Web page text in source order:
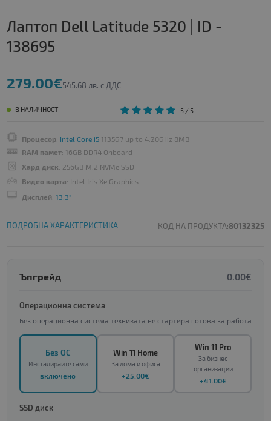
Лаптоп Dell Latitude 5320 | ID -
138695
279.00€545.68 лв. с ДДС
В НАЛИЧНОСТ 5/ 5
Процесор: Intel Core i51135G7 up to 4.20GHz 8MB
RAM памет: 16GB DDR4 Onboard
Хард диск: 256GB M.2 NVMe SSD
Видео карта: Intel Iris Xe Graphics
Дисплей: 13.3"
ПОДРОБНА ХАРАКТЕРИСТИКА КОД НА ПРОДУКТА:80132325
Ъпгрейд 0.00€
Операционна система
Без операционна система техниката не стартира готова за работа
Без ОС
Инсталирайте сами
включено
Win 11 Home
За дома и офиса
+25.00€
Win 11 Pro
За бизнес
организации
+41.00€
SSD диск